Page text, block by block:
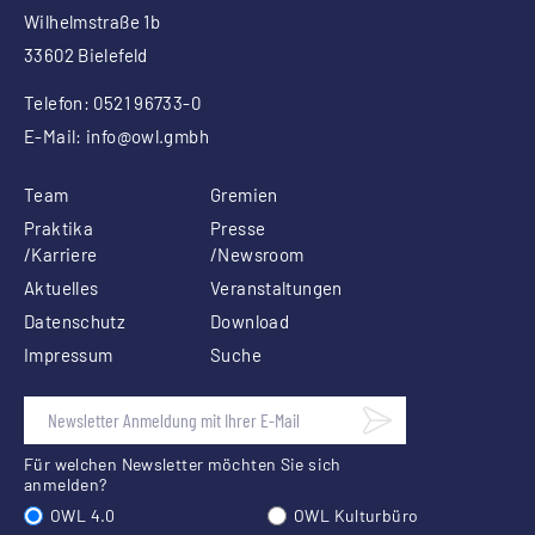
Wilhelmstraße 1b
33602 Bielefeld
Telefon: 0521 96733-0
E-Mail: info@owl.gmbh
Team
Gremien
Praktika
/Karriere
Presse
/Newsroom
Aktuelles
Veranstaltungen
Datenschutz
Download
Impressum
Suche
Für welchen Newsletter möchten Sie sich
anmelden?
OWL 4.0
OWL Kulturbüro